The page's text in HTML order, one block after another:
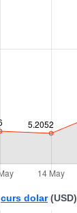
curs dolar(USD)